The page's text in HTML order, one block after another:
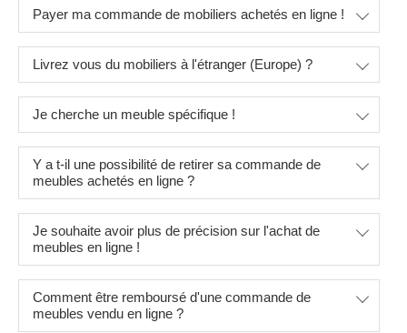
Payer ma commande de mobiliers achetés en ligne !
Livrez vous du mobiliers à l'étranger (Europe) ?
Je cherche un meuble spécifique !
Y a t-il une possibilité de retirer sa commande de
meubles achetés en ligne ?
Je souhaite avoir plus de précision sur l'achat de
meubles en ligne !
Comment être remboursé d'une commande de
meubles vendu en ligne ?